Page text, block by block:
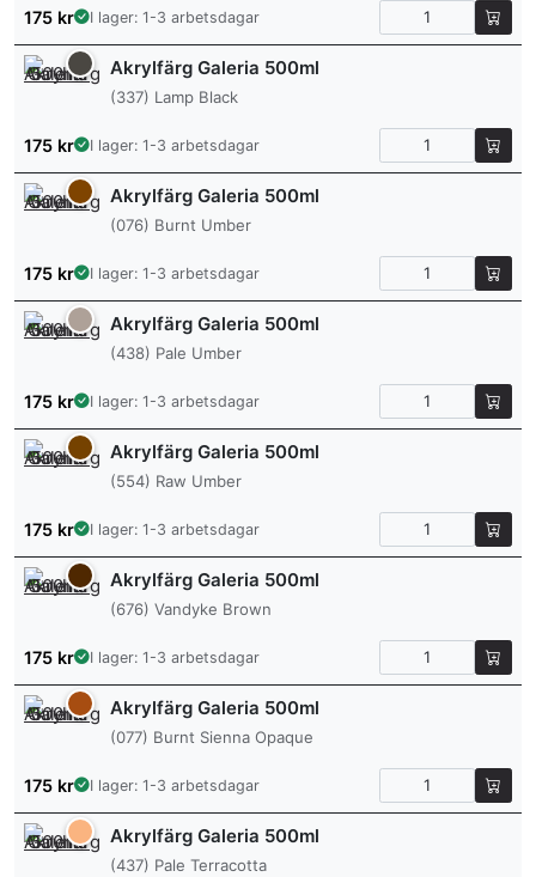
175 kr I lager: 1-3 arbetsdagar
Akrylfärg Galeria 500ml
(337) Lamp Black
175 kr I lager: 1-3 arbetsdagar
Akrylfärg Galeria 500ml
(076) Burnt Umber
175 kr I lager: 1-3 arbetsdagar
Akrylfärg Galeria 500ml
(438) Pale Umber
175 kr I lager: 1-3 arbetsdagar
Akrylfärg Galeria 500ml
(554) Raw Umber
175 kr I lager: 1-3 arbetsdagar
Akrylfärg Galeria 500ml
(676) Vandyke Brown
175 kr I lager: 1-3 arbetsdagar
Akrylfärg Galeria 500ml
(077) Burnt Sienna Opaque
175 kr I lager: 1-3 arbetsdagar
Akrylfärg Galeria 500ml
(437) Pale Terracotta